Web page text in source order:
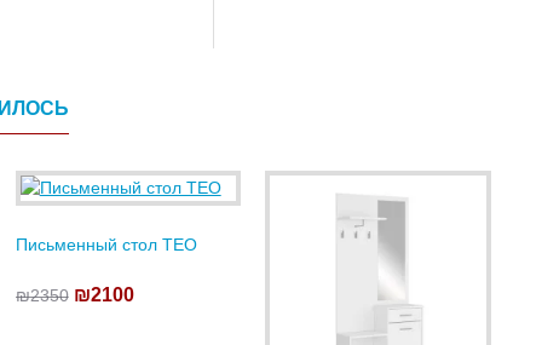
Письменный стол TEO
₪2350 ₪2100